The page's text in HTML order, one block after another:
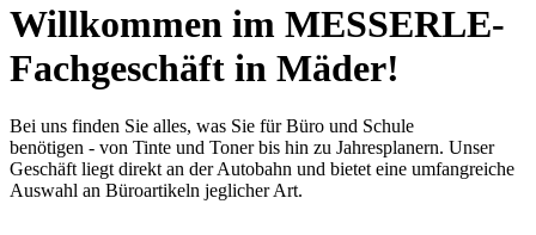
Willkommen im MESSERLE-
Fachgeschäft in Mäder!
Bei uns finden Sie alles, was Sie für Büro und Schule
benötigen - von Tinte und Toner bis hin zu Jahresplanern. Unser
Geschäft liegt direkt an der Autobahn und bietet eine umfangreiche
Auswahl an Büroartikeln jeglicher Art.